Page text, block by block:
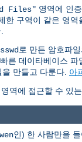
Files" 영역에 인
한 구역이 같은 영
로 만든 암호파
른 데이타베이스 파
만들고 다룬다. 아
역에 접근할 수 있
인) 한 사람만을